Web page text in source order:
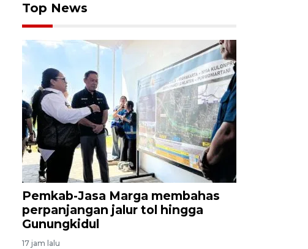
Top News
Pemkab-Jasa Marga membahas
perpanjangan jalur tol hingga
Gunungkidul
17 jam lalu